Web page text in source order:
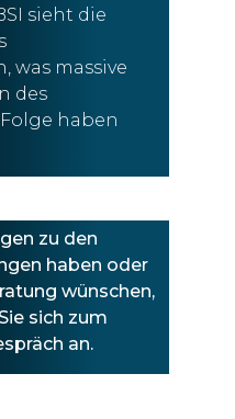
sieht die
was massive
des
haben
zu den
haben oder
wünschen,
sich zum
an.